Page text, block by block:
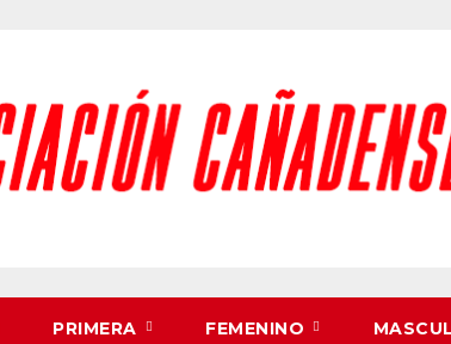
PRIMERA FEMENINO